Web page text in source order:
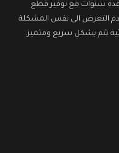
عدة سنوات مع توفير قطع
التعرض الى نفس المشكلة
تتم بشكل سريع ومتميز.